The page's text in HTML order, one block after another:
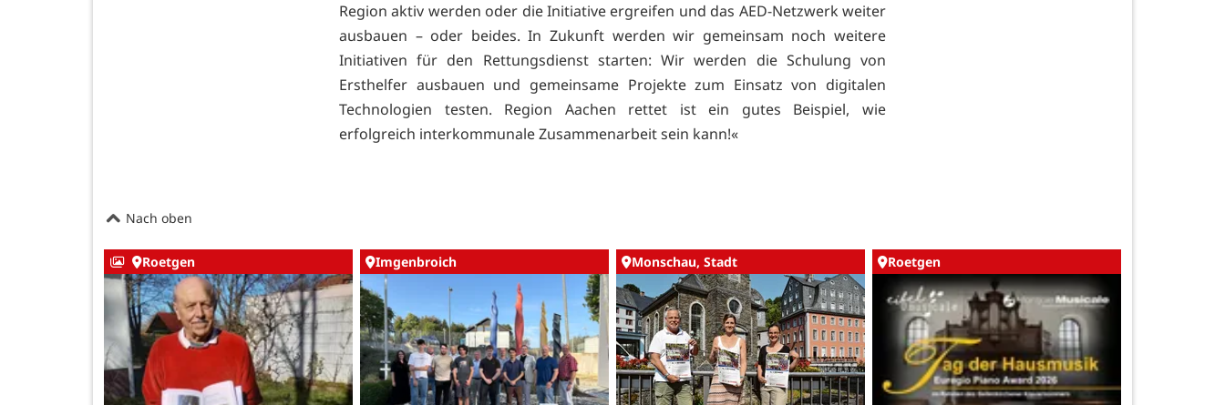
Region aktiv werden oder die Initiative ergreifen und das AED-Netzwerk weiter
ausbauen – oder beides. In Zukunft werden wir gemeinsam noch weitere
Initiativen für den Rettungsdienst starten: Wir werden die Schulung von
Ersthelfer ausbauen und gemeinsame Projekte zum Einsatz von digitalen
Technologien testen. Region Aachen rettet ist ein gutes Beispiel, wie
erfolgreich interkommunale Zusammenarbeit sein kann!«
Nach oben
Roetgen Imgenbroich Monschau, Stadt Roetgen